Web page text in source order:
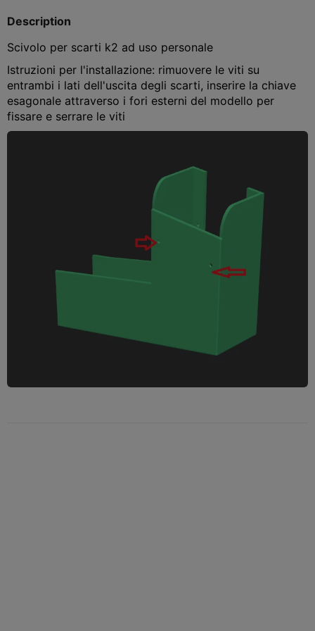
Description
Scivolo per scarti k2 ad uso personale
Istruzioni per l'installazione: rimuovere le viti su
entrambi i lati dell'uscita degli scarti, inserire la chiave
esagonale attraverso i fori esterni del modello per
fissare e serrare le viti